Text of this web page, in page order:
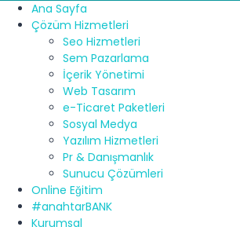
Ana Sayfa
Çözüm Hizmetleri
Seo Hizmetleri
Sem Pazarlama
İçerik Yönetimi
Web Tasarım
e-Ticaret Paketleri
Sosyal Medya
Yazılım Hizmetleri
Pr & Danışmanlık
Sunucu Çözümleri
Online Eğitim
#anahtarBANK
Kurumsal